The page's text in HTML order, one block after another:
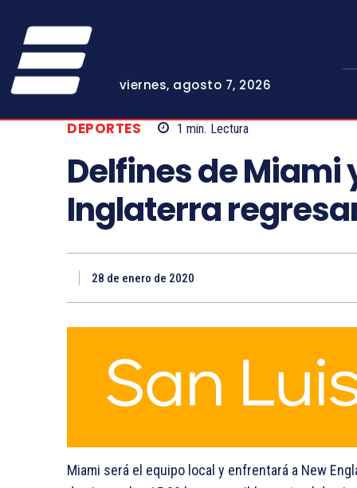
viernes, agosto 7, 2026
DEPORTES 1 min. Lectura
Delfines de Miami
Inglaterra
28 de enero de 2020
Miami será el equipo local y enfrentará a New